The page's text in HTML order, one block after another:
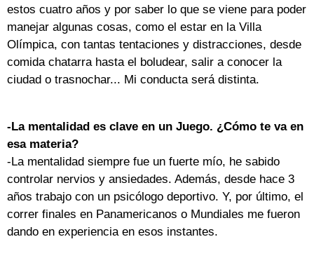
estos cuatro años y por saber lo que se viene para poder
manejar algunas cosas, como el estar en la Villa
Olímpica, con tantas tentaciones y distracciones, desde
comida chatarra hasta el boludear, salir a conocer la
ciudad o trasnochar... Mi conducta será distinta.
-La mentalidad es clave en un Juego. ¿Cómo te va en
esa materia?
-La mentalidad siempre fue un fuerte mío, he sabido
controlar nervios y ansiedades. Además, desde hace 3
años trabajo con un psicólogo deportivo. Y, por último, el
correr finales en Panamericanos o Mundiales me fueron
dando en experiencia en esos instantes.